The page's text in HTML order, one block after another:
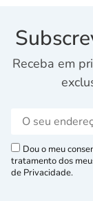
Receba em
Dou o meu
tratamento dos
de Privacidade.